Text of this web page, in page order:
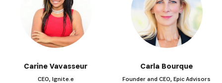
Carine Vavasseur
CEO, Ignite.e
Carla Bourque
Founder and CEO, Epic Advisors